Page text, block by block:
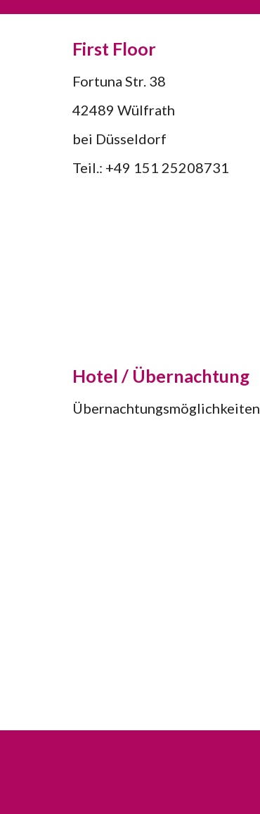
First Floor
Fortuna Str. 38
42489 Wülfrath
bei Düsseldorf
Teil.: +49 151 25208731
Hotel / Übernachtung
Übernachtungsmöglichkeiten